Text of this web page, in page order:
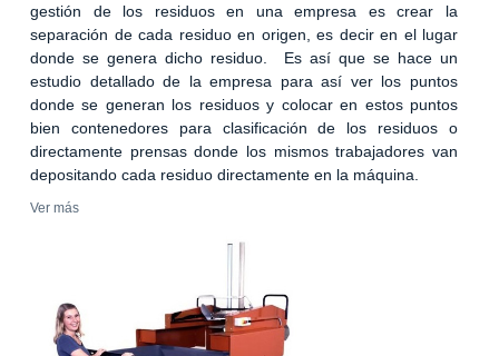
gestión de los residuos en una empresa es crear la
separación de cada residuo en origen, es decir en el lugar
donde se genera dicho residuo. Es así que se hace un
estudio detallado de la empresa para así ver los puntos
donde se generan los residuos y colocar en estos puntos
bien contenedores para clasificación de los residuos o
directamente prensas donde los mismos trabajadores van
depositando cada residuo directamente en la máquina.
Ver más